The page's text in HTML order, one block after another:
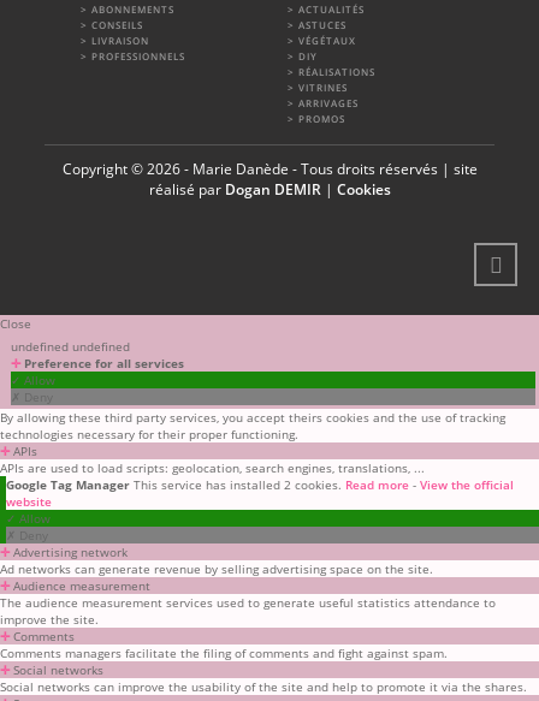
ABONNEMENTS
CONSEILS
LIVRAISON
PROFESSIONNELS
ACTUALITÉS
ASTUCES
VÉGÉTAUX
DIY
RÉALISATIONS
VITRINES
ARRIVAGES
PROMOS
Copyright © 2026 - Marie Danède - Tous droits réservés | site
réalisé par Dogan DEMIR| Cookies
Close
undefined undefined
✛ Preference for all services
✓ Allow
✗ Deny
By allowing these third party services, you accept theirs cookies and the use of tracking
technologies necessary for their proper functioning.
✛ APIs
APIs are used to load scripts: geolocation, search engines, translations, ...
Google Tag Manager This service has installed 2 cookies. Read more - View the official
website
✓ Allow
✗ Deny
✛ Advertising network
Ad networks can generate revenue by selling advertising space on the site.
✛ Audience measurement
The audience measurement services used to generate useful statistics attendance to
improve the site.
✛ Comments
Comments managers facilitate the filing of comments and fight against spam.
✛ Social networks
Social networks can improve the usability of the site and help to promote it via the shares.